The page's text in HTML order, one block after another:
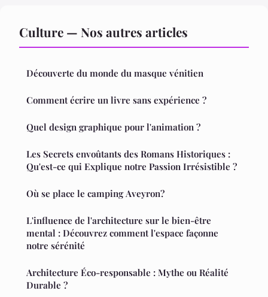
Culture — Nos autres articles
Découverte du monde du masque vénitien
Comment écrire un livre sans expérience ?
Quel design graphique pour l'animation ?
Les Secrets envoûtants des Romans Historiques :
Qu'est-ce qui Explique notre Passion Irrésistible ?
Où se place le camping Aveyron?
L'influence de l'architecture sur le bien-être
mental : Découvrez comment l'espace façonne
notre sérénité
Architecture Éco-responsable : Mythe ou Réalité
Durable ?